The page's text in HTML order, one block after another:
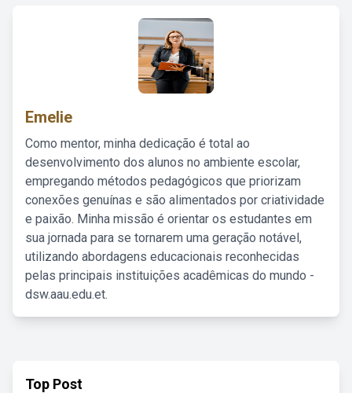
Emelie
Como mentor, minha dedicação é total ao
desenvolvimento dos alunos no ambiente escolar,
empregando métodos pedagógicos que priorizam
conexões genuínas e são alimentados por criatividade
e paixão. Minha missão é orientar os estudantes em
sua jornada para se tornarem uma geração notável,
utilizando abordagens educacionais reconhecidas
pelas principais instituições acadêmicas do mundo -
dsw.aau.edu.et.
Top Post